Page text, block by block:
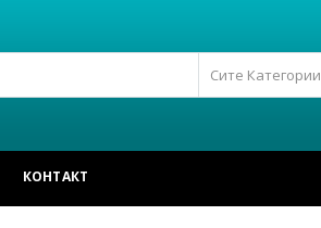
Сите Категории
КОНТАКТ